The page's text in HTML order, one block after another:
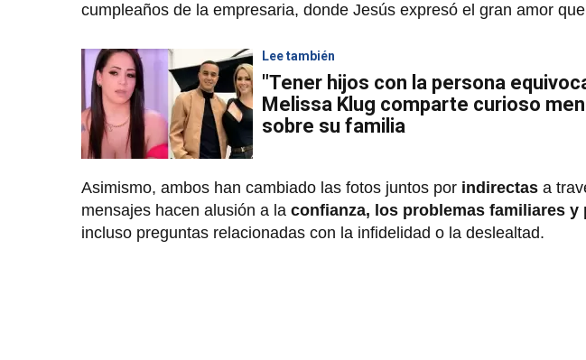
cumpleaños de la empresaria, donde Jesús expresó el gran amor
Lee también
"Tener hijos con la persona
Melissa Klug comparte curioso
sobre su familia
Asimismo, ambos han cambiado las fotos juntos por indirectas a
mensajes hacen alusión a la confianza, los problemas familiares y
incluso preguntas relacionadas con la infidelidad o la deslealtad.